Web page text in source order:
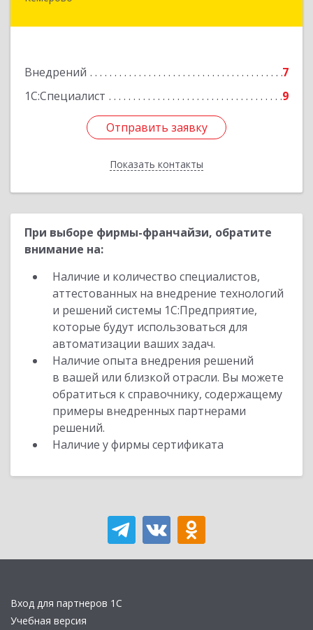
Внедрений
7
1С:Специалист
9
Отправить заявку
Показать контакты
Отправить заявку
Назад
При выборе фирмы-франчайзи, обратите
внимание на:
Наличие и количество специалистов,
аттестованных на внедрение технологий
и решений системы 1С:Предприятие,
которые будут использоваться для
автоматизации ваших задач.
Наличие опыта внедрения решений
в вашей или близкой отрасли. Вы можете
обратиться к справочнику, содержащему
примеры внедренных партнерами
решений.
Наличие у фирмы сертификата
Вход для партнеров 1С
Учебная версия